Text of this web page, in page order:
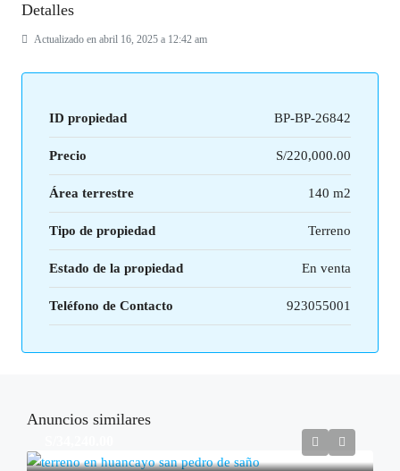
Detalles
Actualizado en abril 16, 2025 a 12:42 am
ID propiedad BP-BP-26842
Precio S/220,000.00
Área terrestre 140 m2
Tipo de propiedad Terreno
Estado de la propiedad En venta
Teléfono de Contacto 923055001
Anuncios similares